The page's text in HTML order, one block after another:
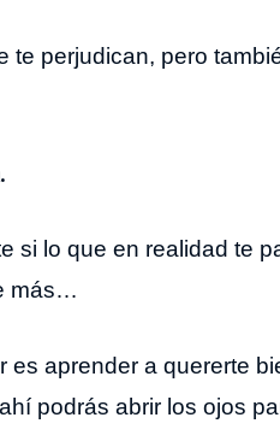
perjudican, pero
si lo que en realidad te
más…
aprender a quererte
podrás abrir los ojos